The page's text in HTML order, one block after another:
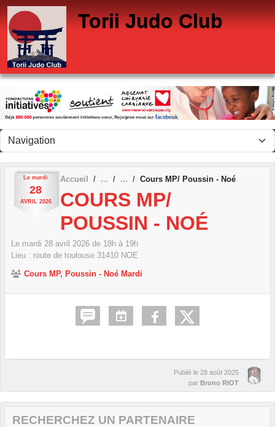
Torii Judo Club
Le mardi
28
AVRIL 2026
Accueil Cours MP/ Poussin - Noé
COURS MP/
POUSSIN - NOÉ
Le mardi 28 avril 2026 de 18h à 19h
Lieu : route de toulouse 31410 NOE
Cours MP, Poussin - Noé Mardi
Publié le 28 août 2025
par Bruno RIOT
RECHERCHEZ UN PARTENAIRE
Panneau de gestion des cookies